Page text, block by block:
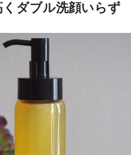
くダブル洗顔いらず